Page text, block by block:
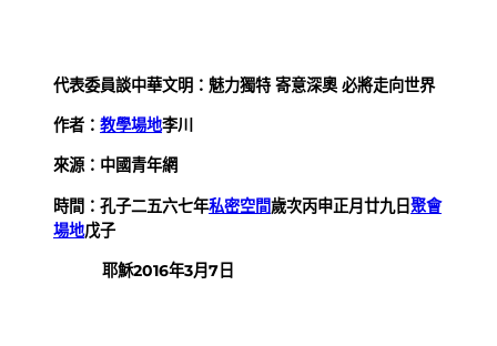
代表委員談中華文明：魅力獨特 寄意深奧 必將走向世界
作者： 教學場地李川
來源：中國青年網
時間：孔子二五六七年私密空間歲次丙申正月廿九日聚會
場地戊子
耶穌2016年3月7日